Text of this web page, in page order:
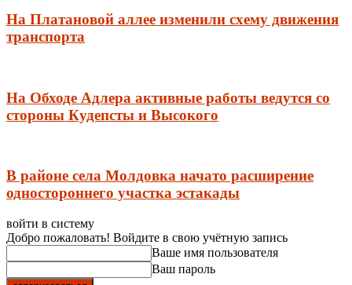
На Платановой аллее изменили схему движения
транспорта
На Обходе Адлера активные работы ведутся со
стороны Кудепсты и Высокого
В районе села Молдовка начато расширение
одностороннего участка эстакады
войти в систему
Добро пожаловать! Войдите в свою учётную запись
Ваше имя пользователя
Ваш пароль